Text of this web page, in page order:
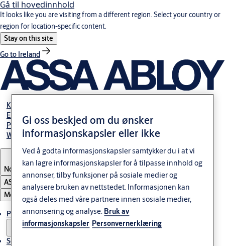
Gå til hovedinnhold
It looks like you are visiting from a different region. Select your country or
region for location-specific content.
Stay on this site
Go to Ireland
Karriere
Elektromekaniske guider
Partner Area
Webshop
Norway
ASSA ABLOY Group
Meny
Produkter og løsninger
Service
Gi oss beskjed om du ønsker
informasjonskapsler eller ikke
Ved å godta informasjonskapsler samtykker du i at vi
kan lagre informasjonskapsler for å tilpasse innhold og
annonser, tilby funksjoner på sosiale medier og
analysere bruken av nettstedet. Informasjonen kan
også deles med våre partnere innen sosiale medier,
annonsering og analyse. Bruk av
informasjonskapsler Personvernerklæring